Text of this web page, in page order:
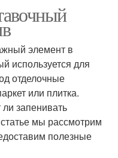
элемент в
используется для
отделочные
или плитка.
запенивать
мы рассмотрим
полезные